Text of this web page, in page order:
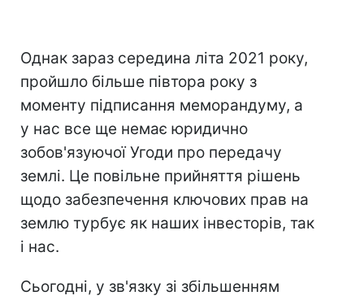
Однак зараз середина літа 2021 року,
пройшло більше півтора року з
моменту підписання меморандуму, а
у нас все ще немає юридично
зобов'язуючої Угоди про передачу
землі. Це повільне прийняття рішень
щодо забезпечення ключових прав на
землю турбує як наших інвесторів, так
і нас.
Сьогодні, у зв'язку зі збільшенням